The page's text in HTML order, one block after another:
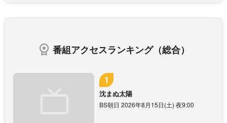
番組アクセスランキング（総合）
沈まぬ太陽
BS朝日 2026年8月15日(土) 夜9:00